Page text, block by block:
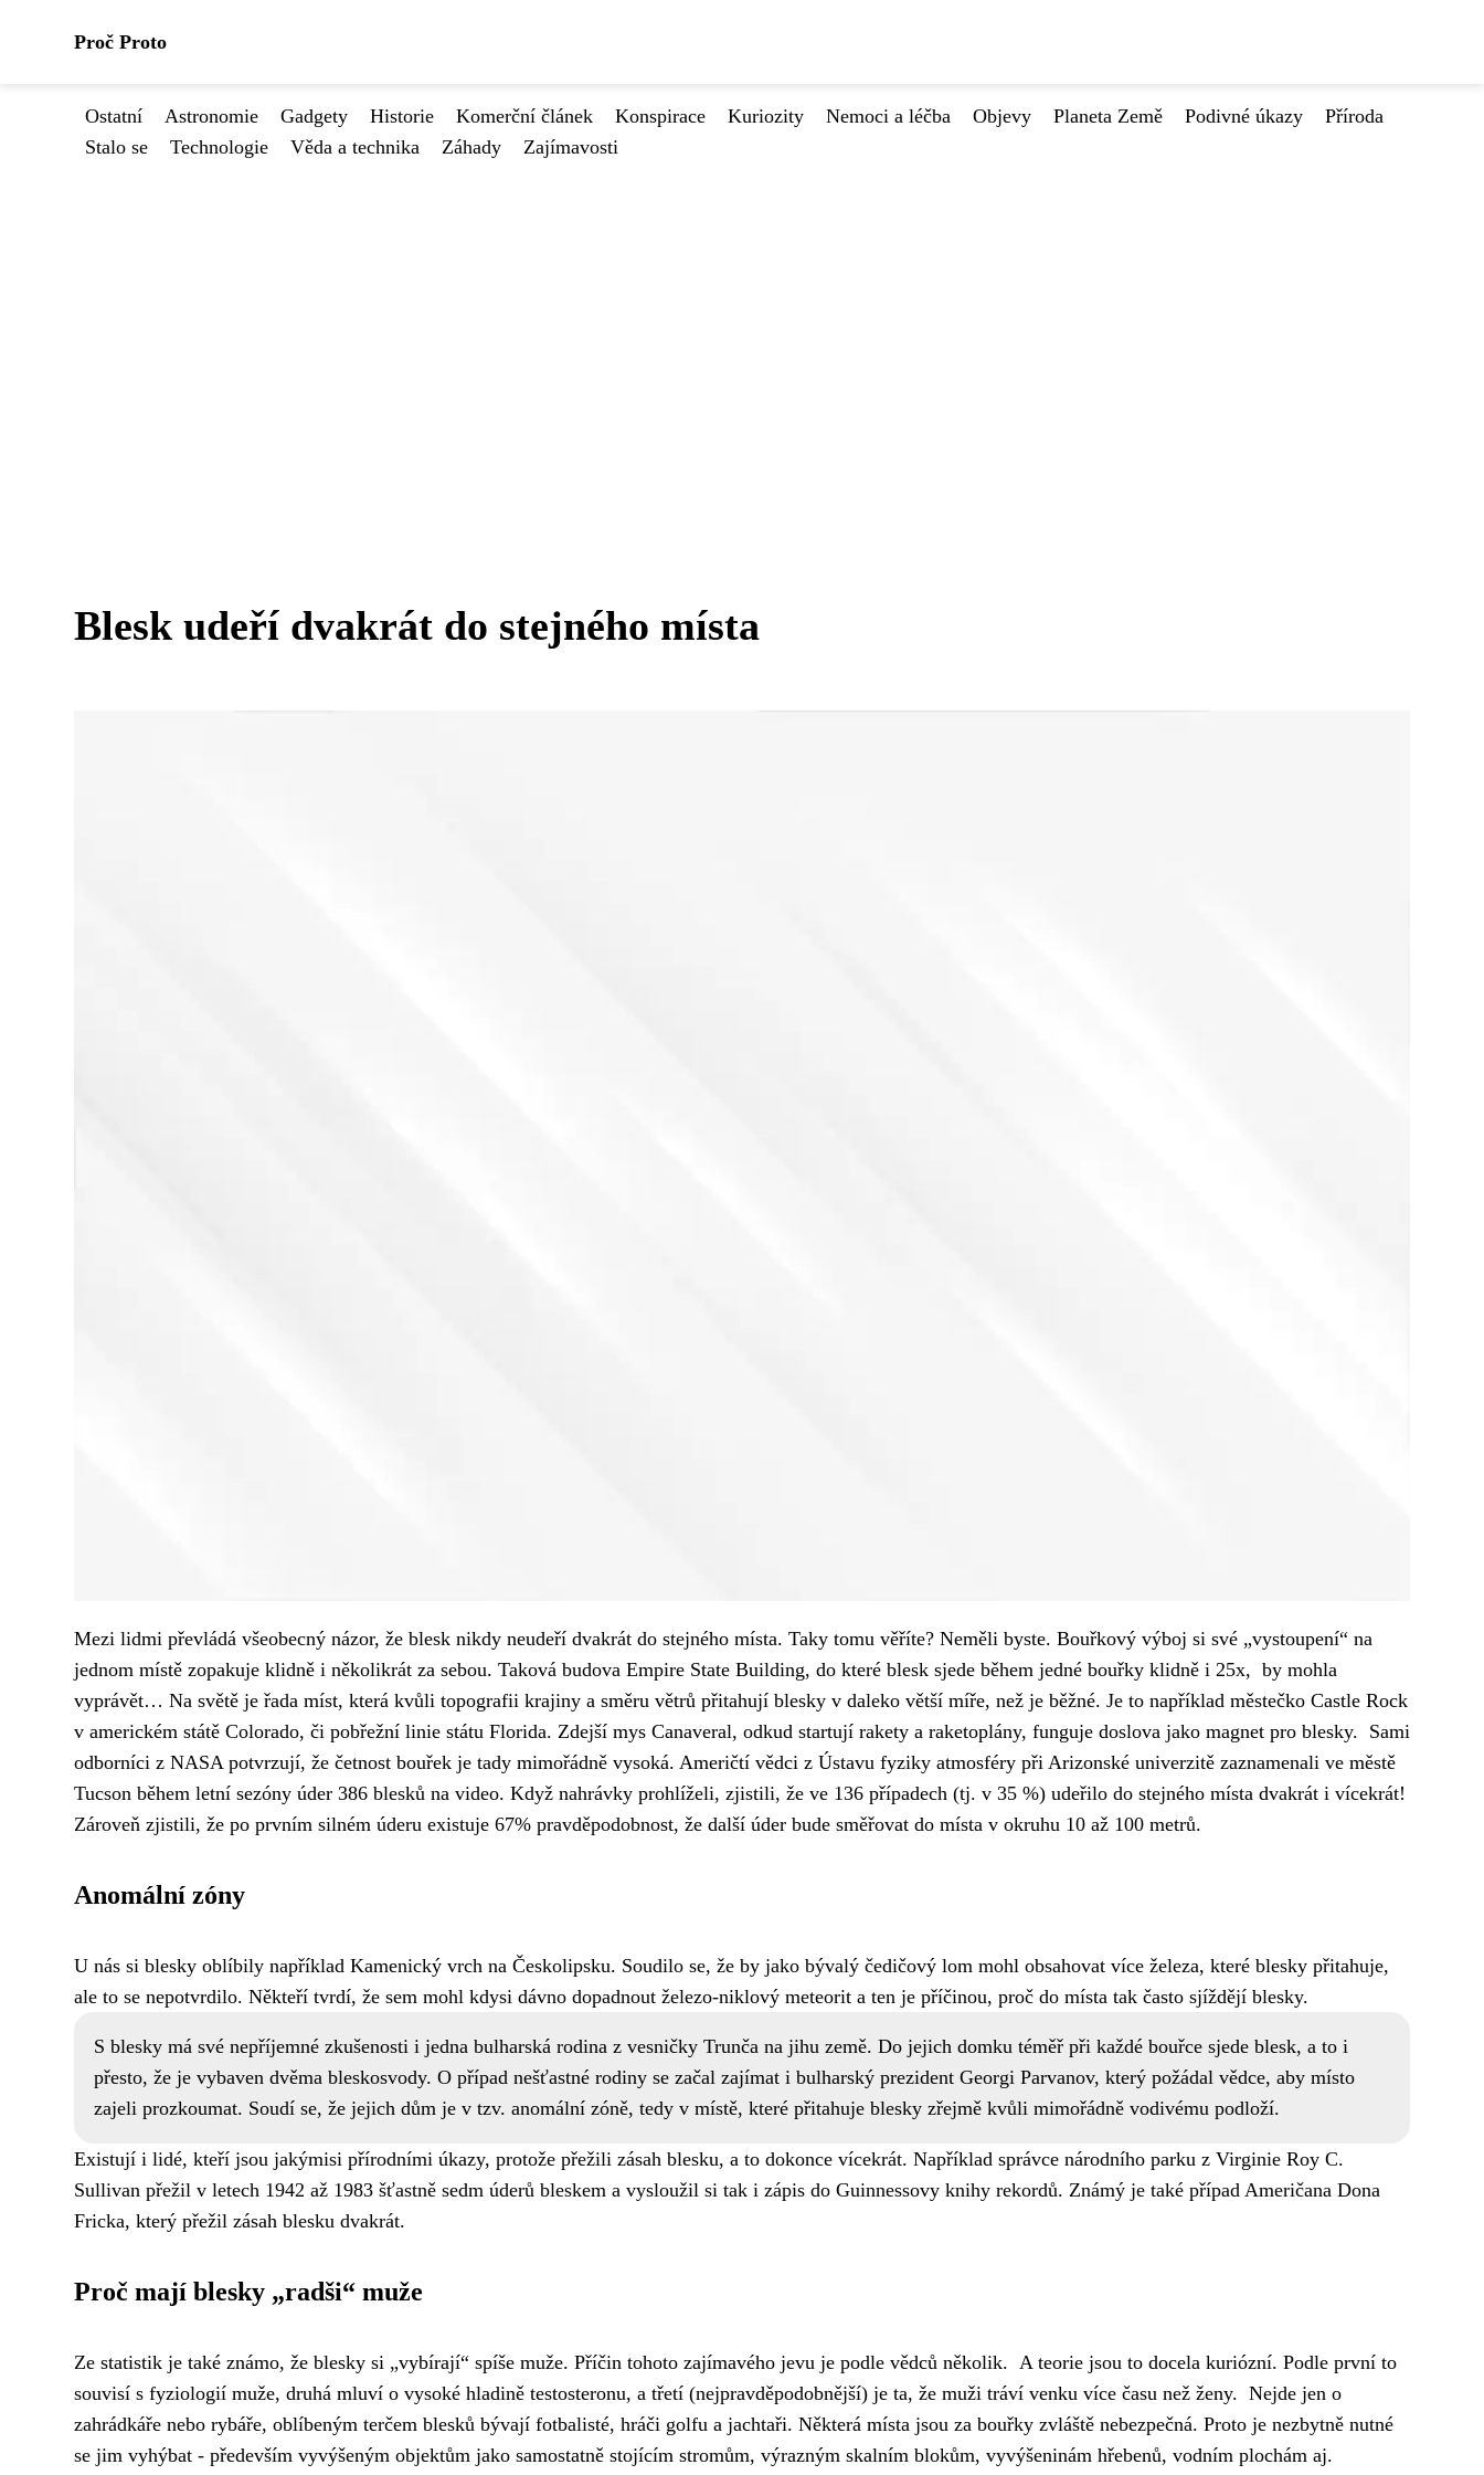
Proč Proto
Ostatní Astronomie Gadgety Historie Komerční článek Konspirace Kuriozity Nemoci a léčba Objevy Planeta Země Podivné úkazy
Příroda
Stalo se
Technologie Věda a technika Záhady Zajímavosti
Blesk udeří dvakrát do stejného místa
Mezi lidmi převládá všeobecný názor, že blesk nikdy neudeří dvakrát do stejného místa. Taky tomu věříte? Neměli byste. Bouřkový výboj si své „vystoupení“ na
jednom místě zopakuje klidně i několikrát za sebou. Taková budova Empire State Building, do které blesk sjede během jedné bouřky klidně i 25x, by mohla
vyprávět… Na světě je řada míst, která kvůli topografii krajiny a směru větrů přitahují blesky v daleko větší míře, než je běžné. Je to například městečko Castle Rock
v americkém státě Colorado, či pobřežní linie státu Florida. Zdejší mys Canaveral, odkud startují rakety a raketoplány, funguje doslova jako magnet pro blesky. Sami
odborníci z NASA potvrzují, že četnost bouřek je tady mimořádně vysoká. Američtí vědci z Ústavu fyziky atmosféry při Arizonské univerzitě zaznamenali ve městě
Tucson během letní sezóny úder 386 blesků na video. Když nahrávky prohlíželi, zjistili, že ve 136 případech (tj. v 35 %) udeřilo do stejného místa dvakrát i vícekrát!
Zároveň zjistili, že po prvním silném úderu existuje 67% pravděpodobnost, že další úder bude směřovat do místa v okruhu 10 až 100 metrů.
Anomální zóny
U nás si blesky oblíbily například Kamenický vrch na Českolipsku. Soudilo se, že by jako bývalý čedičový lom mohl obsahovat více železa, které blesky přitahuje,
ale to se nepotvrdilo. Někteří tvrdí, že sem mohl kdysi dávno dopadnout železo-niklový meteorit a ten je příčinou, proč do místa tak často sjíždějí blesky.
S blesky má své nepříjemné zkušenosti i jedna bulharská rodina z vesničky Trunča na jihu země. Do jejich domku téměř při každé bouřce sjede blesk, a to i
přesto, že je vybaven dvěma bleskosvody. O případ nešťastné rodiny se začal zajímat i bulharský prezident Georgi Parvanov, který požádal vědce, aby místo
zajeli prozkoumat. Soudí se, že jejich dům je v tzv. anomální zóně, tedy v místě, které přitahuje blesky zřejmě kvůli mimořádně vodivému podloží.
Existují i lidé, kteří jsou jakýmisi přírodními úkazy, protože přežili zásah blesku, a to dokonce vícekrát. Například správce národního parku z Virginie Roy C.
Sullivan přežil v letech 1942 až 1983 šťastně sedm úderů bleskem a vysloužil si tak i zápis do Guinnessovy knihy rekordů. Známý je také případ Američana Dona
Fricka, který přežil zásah blesku dvakrát.
Proč mají blesky „radši“ muže
Ze statistik je také známo, že blesky si „vybírají“ spíše muže. Příčin tohoto zajímavého jevu je podle vědců několik. A teorie jsou to docela kuriózní. Podle první to
souvisí s fyziologií muže, druhá mluví o vysoké hladině testosteronu, a třetí (nejpravděpodobnější) je ta, že muži tráví venku více času než ženy. Nejde jen o
zahrádkáře nebo rybáře, oblíbeným terčem blesků bývají fotbalisté, hráči golfu a jachtaři. Některá místa jsou za bouřky zvláště nebezpečná. Proto je nezbytně nutné
se jim vyhýbat - především vyvýšeným objektům jako samostatně stojícím stromům, výrazným skalním blokům, vyvýšeninám hřebenů, vodním plochám aj.